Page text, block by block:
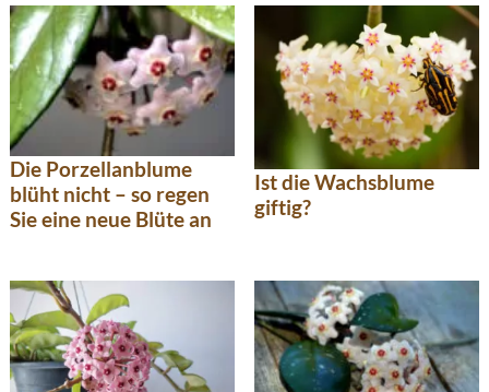
Die Porzellanblume
blüht nicht – so regen
Sie eine neue Blüte an
Ist die Wachsblume
giftig?